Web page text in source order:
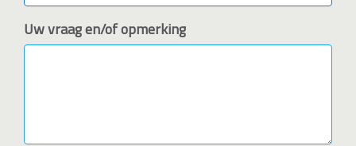
Uw vraag en/of opmerking